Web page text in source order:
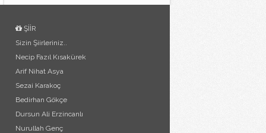
ŞİİR
Sizin Şiirleriniz..
Necip Fazıl Kısakürek
Arif Nihat Asya
Sezai Karakoç
Bedirhan Gökçe
Dursun Ali Erzincanlı
Nurullah Genç